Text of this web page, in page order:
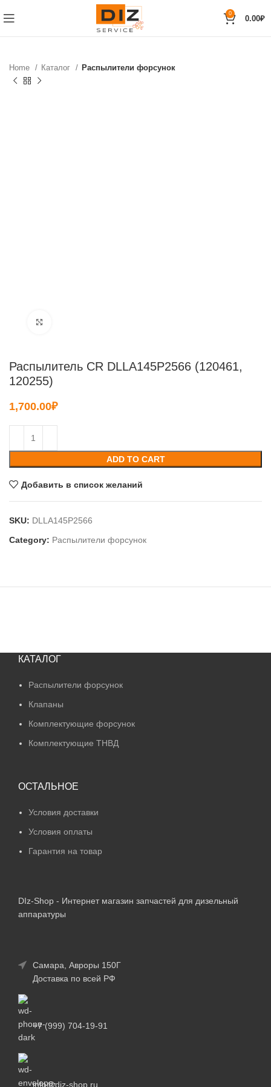
0
0.00₽
Home Каталог Распылители форсунок
Распылитель CR DLLA145P2566 (120461,
120255)
1,700.00₽
ADD TO CART
Добавить в список желаний
SKU: DLLA145P2566
Category: Распылители форсунок
КАТАЛОГ
Распылители форсунок
Клапаны
Комплектующие форсунок
Комплектующие ТНВД
ОСТАЛЬНОЕ
Условия доставки
Условия оплаты
Гарантия на товар
DIz-Shop - Интернет магазин запчастей для дизельный
аппаратуры
Самара, Авроры 150Г
Доставка по всей РФ
+7 (999) 704-19-91
info@diz-shop.ru